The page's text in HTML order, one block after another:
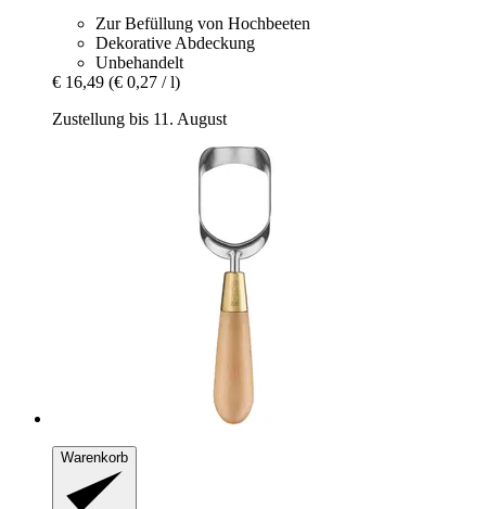
Zur Befüllung von Hochbeeten
Dekorative Abdeckung
Unbehandelt
€ 16,49 (€ 0,27 / l)
Zustellung bis 11. August
Warenkorb